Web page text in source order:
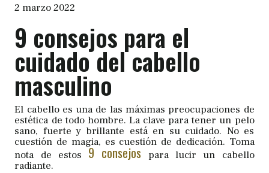
2 marzo 2022
9 consejos para el
cuidado del cabello
masculino
El cabello es una de las máximas preocupaciones de
estética de todo hombre. La clave para tener un pelo
sano, fuerte y brillante está en su cuidado. No es
cuestión de magia, es cuestión de dedicación. Toma
nota de estos 9 consejos para lucir un cabello
radiante.